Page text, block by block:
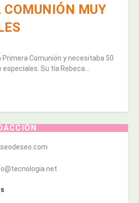
COMUNIÓN MUY
Primera Comunión y necesitaba 50
Su tía Rebeca...